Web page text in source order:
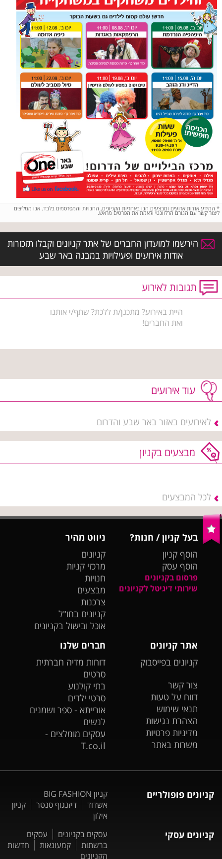
* המידע אודות ארועים ומבצעים הנו באחריות הקניונים, החנויות והמפרסמים בלבד. אנו ממליצים
ליצור קשר עם הגורם הרלוונטי ולאמת את הפרטים מראש.
הירשמו למועדון החברים של אתר קניונים וקבלו תזכורות
אודות אירועים ופעילויות במבנה באר שבע
תגובות לאירוע
היית באירוע? מתכנן/ת ללכת? שתף/י אותנו
ואת החברים!
עוד אירועים
לאירועים באזור באר שבע והדרום
מבצעים בקניון
לכל המבצעים
בעל קניון / חנות?
הוסף קניון
הוסף עסק
פרסום בקניונים
שירותי דיגיטל לקניונים
ניווט מהיר
קניונים
מרכזי קניות
חנויות
מבצעים
צרכנות
קניונים בחו"ל
אוכל ובישול בקניונים
אתר קניונים
קניונים בפייסבוק
צור קשר
דווח על טעות
תנאי שימוש
הצהרת נגישות
מדיניות פרטיות
משרות באתר
חברים שלנו
דוחות מדיה חברתית
סרטים
בתי קולנוע
סרטי ילדים
אורייתא - ספר ושמנים
לנשים
עסקים מומלצים -
T.co.il
קניונים פופולריים
קניון BIG FASHION
אשדוד
דיזנגוף סנטר
קניון
אילון
קניונים עסקי עסקים בקניונים
עסקים
ברשתות
קמעונאות
חדשות
הקניונים